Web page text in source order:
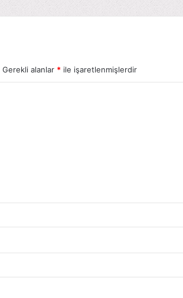
Gerekli alanlar * ile işaretlenmişlerdir